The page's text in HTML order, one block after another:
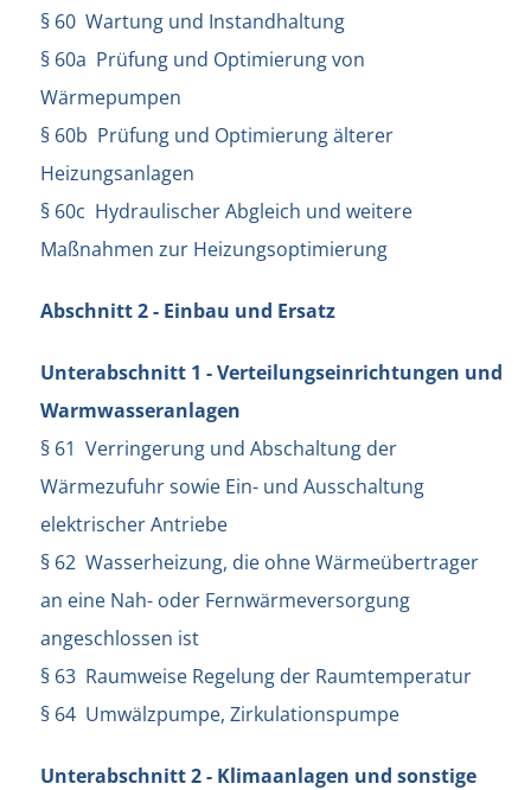
§ 60 Wartung und Instandhaltung
§ 60a Prüfung und Optimierung von
Wärmepumpen
§ 60b Prüfung und Optimierung älterer
Heizungsanlagen
§ 60c Hydraulischer Abgleich und weitere
Maßnahmen zur Heizungsoptimierung
Abschnitt 2 - Einbau und Ersatz
Unterabschnitt 1 - Verteilungseinrichtungen und
Warmwasseranlagen
§ 61 Verringerung und Abschaltung der
Wärmezufuhr sowie Ein- und Ausschaltung
elektrischer Antriebe
§ 62 Wasserheizung, die ohne Wärmeübertrager
an eine Nah- oder Fernwärmeversorgung
angeschlossen ist
§ 63 Raumweise Regelung der Raumtemperatur
§ 64 Umwälzpumpe, Zirkulationspumpe
Unterabschnitt 2 - Klimaanlagen und sonstige